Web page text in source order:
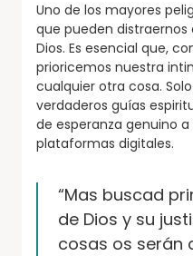
Uno de los mayores
que pueden
Dios. Es esencial que,
prioricemos nuestra
cualquier otra cosa.
verdaderos guías
de esperanza genuino
plataformas digitales.
“Mas buscad
de Dios y su
cosas os serán